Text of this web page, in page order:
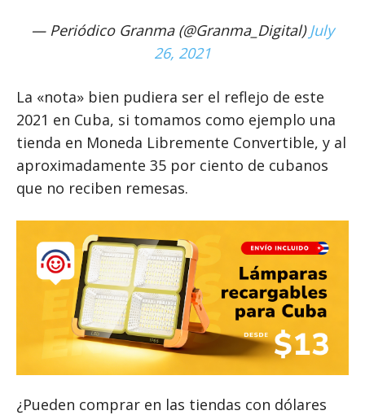
— Periódico Granma (@Granma_Digital)July
26, 2021
La «nota» bien pudiera ser el reflejo de este
2021 en Cuba, si tomamos como ejemplo una
tienda en Moneda Libremente Convertible, y al
aproximadamente 35 por ciento de cubanos
que no reciben remesas.
¿Pueden comprar en las tiendas con dólares